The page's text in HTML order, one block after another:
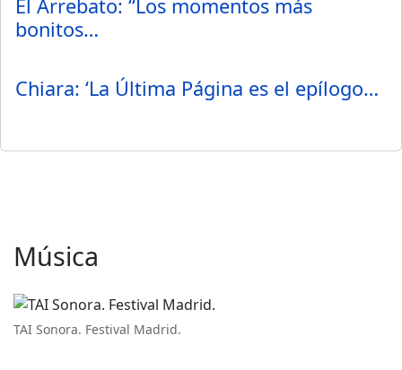
El Arrebato: “Los momentos más
bonitos…
Chiara: ‘La Última Página es el epílogo…
Música
TAI Sonora. Festival Madrid.